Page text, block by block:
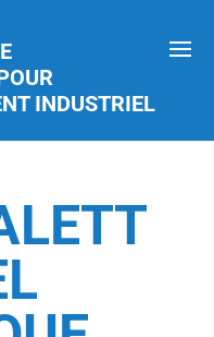
INDUSTRIEL